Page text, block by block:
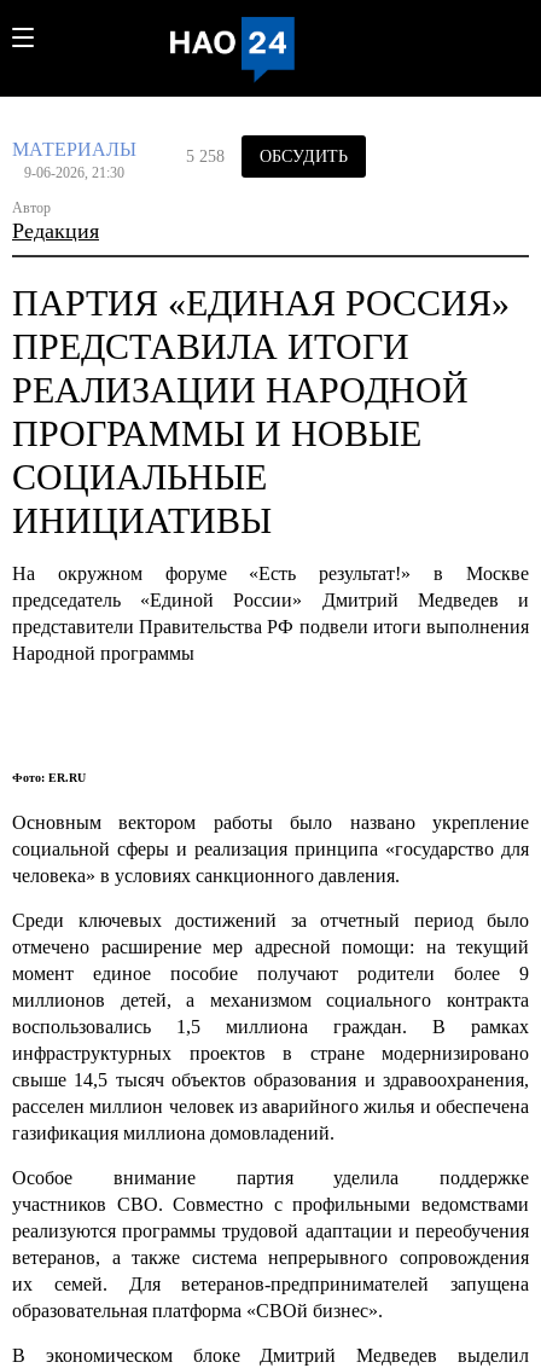
МАТЕРИАЛЫ
9-06-2026, 21:30
Автор
Редакция
5 258 ОБСУДИТЬ
ПАРТИЯ «ЕДИНАЯ РОССИЯ»
ПРЕДСТАВИЛА ИТОГИ
РЕАЛИЗАЦИИ НАРОДНОЙ
ПРОГРАММЫ И НОВЫЕ
СОЦИАЛЬНЫЕ
ИНИЦИАТИВЫ
На окружном форуме «Есть результат!» в Москве
председатель «Единой России» Дмитрий Медведев и
представители Правительства РФ подвели итоги выполнения
Народной программы
Фото: ER.RU
Основным вектором работы было названо укрепление
социальной сферы и реализация принципа «государство для
человека» в условиях санкционного давления.
Среди ключевых достижений за отчетный период было
отмечено расширение мер адресной помощи: на текущий
момент единое пособие получают родители более 9
миллионов детей, а механизмом социального контракта
воспользовались 1,5 миллиона граждан. В рамках
инфраструктурных проектов в стране модернизировано
свыше 14,5 тысяч объектов образования и здравоохранения,
расселен миллион человек из аварийного жилья и обеспечена
газификация миллиона домовладений.
Особое внимание партия уделила поддержке
участников СВО. Совместно с профильными ведомствами
реализуются программы трудовой адаптации и переобучения
ветеранов, а также система непрерывного сопровождения
их семей. Для ветеранов-предпринимателей запущена
образовательная платформа «СВОй бизнес».
В экономическом блоке Дмитрий Медведев выделил